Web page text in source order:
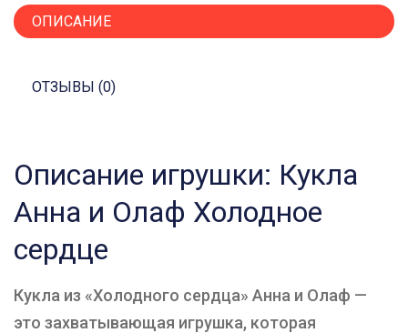
ОПИСАНИЕ
ОТЗЫВЫ (0)
Описание игрушки: Кукла
Анна и Олаф Холодное
сердце
Кукла из «Холодного сердца» Анна и Олаф —
это захватывающая игрушка, которая